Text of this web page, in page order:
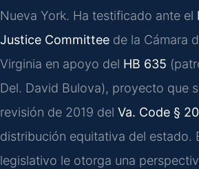
Nueva York. Ha testificado ante el
Justice Committee de la Cámara
Virginia en apoyo del HB 635
Del. David Bulova), proyecto que
revisión de 2019 del Va. Code §
distribución equitativa del estado.
legislativo le otorga una